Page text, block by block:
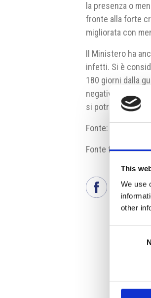
This
We use
other
la presenza o
fronte alla forte
migliorata con
Il Ministero ha
infetti. Si è
180 giorni dalla
negativo o entro
si potrà utilizzare
Fonte:
Fonte fotografia: